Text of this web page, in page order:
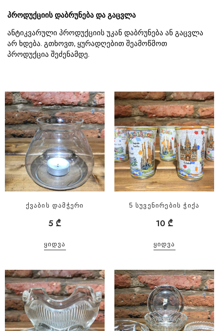
პროდუქციის დაბრუნება და გაცვლა
ანტიკვარული პროდუქციის უკან დაბრუნება ან გაცვლა
არ ხდება. გთხოვთ, ყურადღებით შეამოწმოთ
პროდუქცია შეძენამდე.
ქვაბის დამჭერი
5 ₾
ᲧᲘᲓᲕᲐ
5 სუვენირების ჭიქა
10 ₾
ᲧᲘᲓᲕᲐ